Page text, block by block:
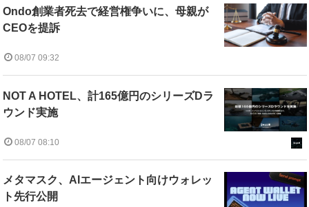
Ondo創業者死去で経営権争いに、母親が
CEOを提訴
08/07 09:32
NOT A HOTEL、計165億円のシリーズDラ
ウンド実施
08/07 08:10
メタマスク、AIエージェント向けウォレッ
ト先行公開